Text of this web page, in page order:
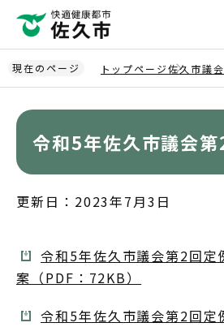
ペ
ー
ジ
現在のページ トップページ佐久市議会
令和5年佐久市議会
更新日：2023年7月3日
令和5年佐久市議会第2回
案（PDF：72KB）
令和5年佐久市議会第2回